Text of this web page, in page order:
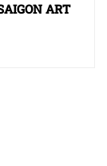
ART